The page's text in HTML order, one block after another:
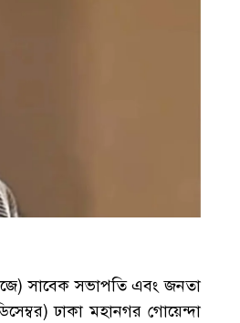
সাবেক সভাপতি এবং জনতা
ঢাকা মহানগর গোয়েন্দা